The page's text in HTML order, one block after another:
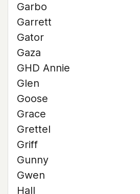
Garbo
Garrett
Gator
Gaza
GHD Annie
Glen
Goose
Grace
Grettel
Griff
Gunny
Gwen
Hall